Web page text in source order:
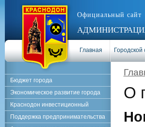
Официальный сайт
Главная Городской
О
Бюджет города
Экономическое развитие города
Краснодон инвестиционный
Поддержка предпринимательства